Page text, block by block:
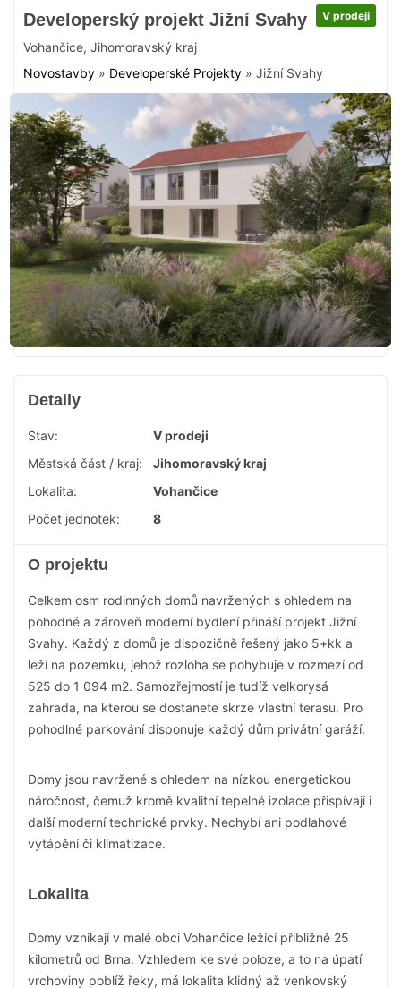
Developerský projekt Jižní Svahy V prodeji
Vohančice, Jihomoravský kraj
Novostavby » Developerské Projekty » Jižní Svahy
Detaily
Stav:
V prodeji
Městská část / kraj:
Jihomoravský kraj
Lokalita:
Vohančice
Počet jednotek:
8
O projektu
Celkem osm rodinných domů navržených s ohledem na
pohodné a zároveň moderní bydlení přináší projekt Jižní
Svahy. Každý z domů je dispozičně řešený jako 5+kk a
leží na pozemku, jehož rozloha se pohybuje v rozmezí od
525 do 1 094 m2. Samozřejmostí je tudíž velkorysá
zahrada, na kterou se dostanete skrze vlastní terasu. Pro
pohodlné parkování disponuje každý dům privátní garáží.
Domy jsou navržené s ohledem na nízkou energetickou
náročnost, čemuž kromě kvalitní tepelné izolace přispívají i
další moderní technické prvky. Nechybí ani podlahové
vytápění či klimatizace.
Lokalita
Domy vznikají v malé obci Vohančice ležící přibližně 25
kilometrů od Brna. Vzhledem ke své poloze, a to na úpatí
vrchoviny poblíž řeky, má lokalita klidný až venkovský